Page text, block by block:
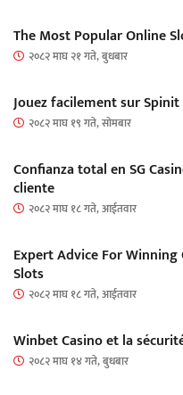
The Most Popular Online
२०८२ माघ २१ गते, बुधबार
Jouez facilement sur
२०८२ माघ १९ गते, सोमबार
Confianza total en SG
cliente
२०८२ माघ १८ गते, आईतवार
Expert Advice For
Slots
२०८२ माघ १८ गते, आईतवार
Winbet Casino et la
२०८२ माघ १४ गते, बुधबार